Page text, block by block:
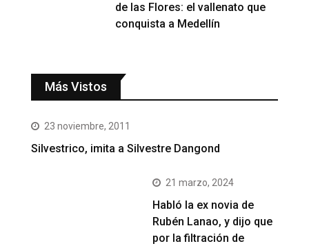
de las Flores: el vallenato que
conquista a Medellín
Más Vistos
23 noviembre, 2011
Silvestrico, imita a Silvestre Dangond
21 marzo, 2024
Habló la ex novia de
Rubén Lanao, y dijo que
por la filtración de